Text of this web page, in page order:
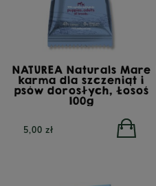
NATUREA Naturals Mare
karma dla szczeniąt i
psów dorosłych, Łosoś
100g
5,00 zł